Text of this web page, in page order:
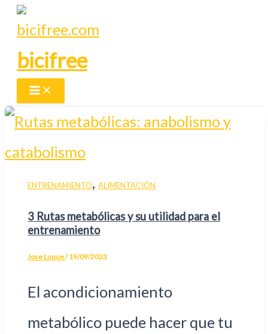
contenido
bicifree
Main
ENTRENAMIENTO,ALIMENTACIÓN
3 Rutas metabólicas y su utilidad para el
entrenamiento
Jose Luque/19/09/2023
El acondicionamiento
metabólico puede hacer que tu